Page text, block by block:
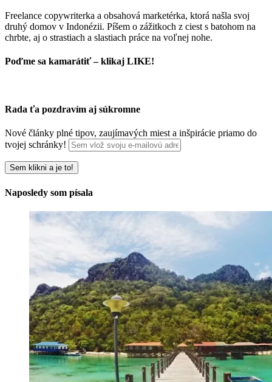
Freelance copywriterka a obsahová marketérka, ktorá našla svoj
druhý domov v Indonézii. Píšem o zážitkoch z ciest s batohom na
chrbte, aj o strastiach a slastiach práce na voľnej nohe.
Poďme sa kamarátiť – klikaj LIKE!
Rada ťa pozdravím aj súkromne
Nové články plné tipov, zaujímavých miest a inšpirácie priamo do
tvojej schránky!
Naposledy som písala